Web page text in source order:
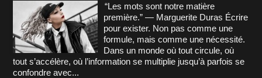
“Les mots sont notre matière
première.” — Marguerite Duras Écrire
pour exister. Non pas comme une
formule, mais comme une nécessité.
Dans un monde où tout circule, où
tout s’accélère, où l’information se multiplie jusqu’à parfois se
confondre avec...